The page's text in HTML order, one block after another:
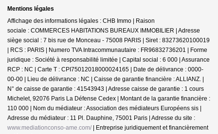
Mentions légales
Affichage des informations légales : CHB Immo | Raison
sociale : COMMERCES HABITATIONS BUREAUX IMMOBILIER | Adresse
siège social : 7 bis rue de Monceau - 75008 PARIS | Siret : 83273620100019
| RCS : PARIS | Numero TVA Intracommunautaire : FR96832736201 | Forme
juridique : Société à responsabilité limitée | Capital social : 6 000 | Assurance
RCP : NC | Carte T : CPI75012018000024165 | Date de délivrance : 0000-
00-00 | Lieu de délivrance : NC | Caisse de garantie financière : ALLIANZ. |
N° de caisse de garantie : 41543943 | Adresse caisse de garantie : 1 cours
Michelet, 92076 Paris La Défense Cedex | Montant de la garantie financière :
110 000 | Nom du médiateur : Association des médiateurs Européens sis |
Adresse du médiateur : 11 Pl. Dauphine, 75001 Paris | Adresse du site :
www.mediationconso-ame.com/ | Entreprise juridiquement et financièrement